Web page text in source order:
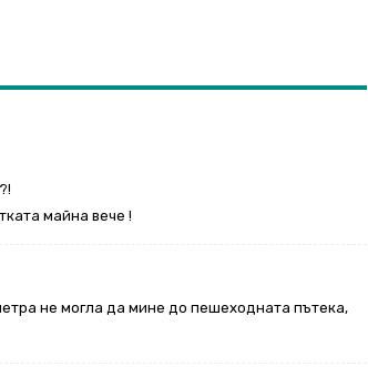
майна вече !
не могла да мине до пешеходната пътека,